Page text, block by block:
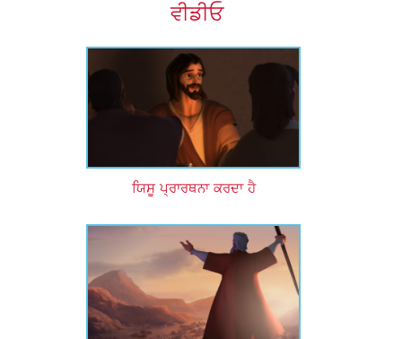
ਵੀਡੀਓ
ਯਿਸੂ ਪ੍ਰਾਰਥਨਾ ਕਰਦਾ ਹੈ